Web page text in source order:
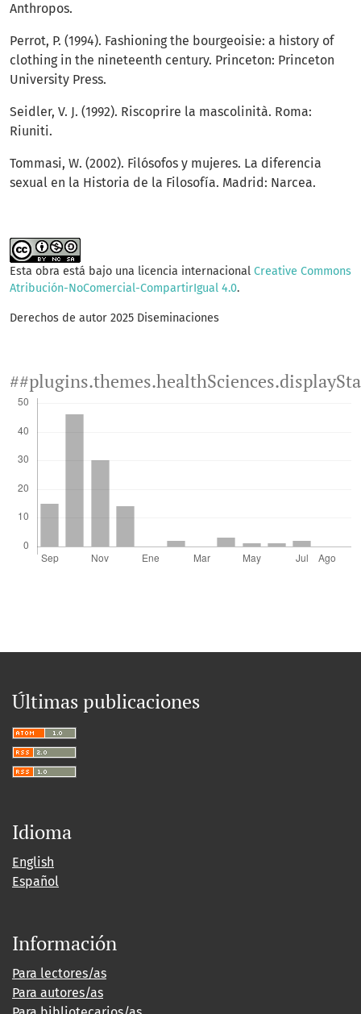
Anthropos.
Perrot, P. (1994). Fashioning the bourgeoisie: a history of
clothing in the nineteenth century. Princeton: Princeton
University Press.
Seidler, V. J. (1992). Riscoprire la mascolinità. Roma:
Riuniti.
Tommasi, W. (2002). Filósofos y mujeres. La diferencia
sexual en la Historia de la Filosofía. Madrid: Narcea.
Esta obra está bajo una licencia internacional Creative Commons
Atribución-NoComercial-CompartirIgual 4.0.
Derechos de autor 2025 Diseminaciones
Últimas publicaciones
Idioma
English
Español
Información
Para lectores/as
Para autores/as